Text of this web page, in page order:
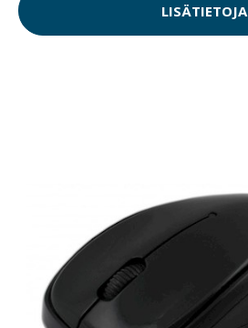
LISÄTIETOJA